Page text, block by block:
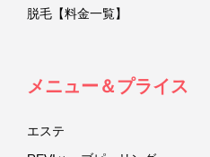
脱毛【料金一覧】
メニュー＆プライス
エステ